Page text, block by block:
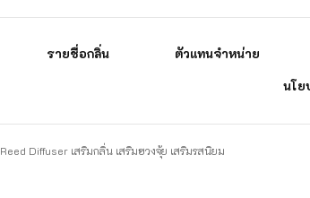
รายชื่อกลิ่น ตัวแทนจำหน่าย
นโย
Reed Diffuser เสริมกลิ่น เสริมฮวงจุ้ย เสริมรสนิยม